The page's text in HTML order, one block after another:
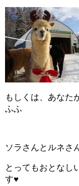
もしくは、あな
ふふ
ソラさんとルネさ
とってもおとなし
す♥